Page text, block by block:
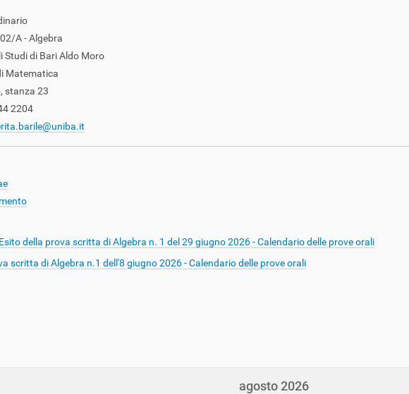
A - Algebra
Studi di Bari Aldo Moro
Matematica
stanza 23
2204
della prova scritta di Algebra n. 1 del 29 giugno 2026 - Calendario delle prove orali
scritta di Algebra n.1 dell'8 giugno 2026 - Calendario delle prove orali
agosto 2026